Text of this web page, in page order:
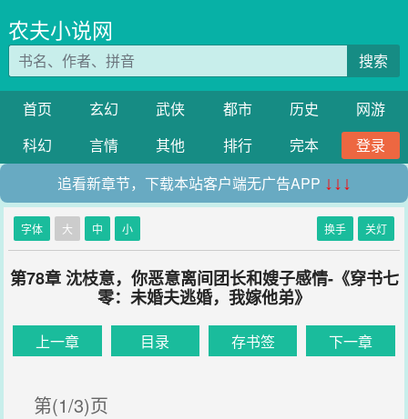
农夫小说网
搜索
首页 玄幻 武侠 都市 历史
网游
科幻
言情 其他 排行 完本
登录
追看新章节，下载本站客户端无广告APP ↓↓↓
字体 大 中 小 换手 关灯
第78章 沈枝意，你恶意离间团长和嫂子感情-《穿书七
零：未婚夫逃婚，我嫁他弟》
上一章 目录 存书签 下一章
第(1/3)页